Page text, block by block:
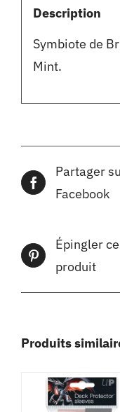
Description
Symbiote de
Mint.
Partager
Facebook
Épingler ce
produit
Produits